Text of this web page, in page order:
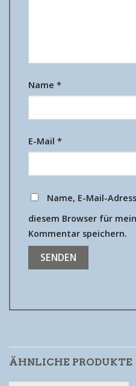
Name *
E-Mail *
Name, E-Mail-
diesem Browser für
Kommentar speichern.
ÄHNLICHE PRODUKTE